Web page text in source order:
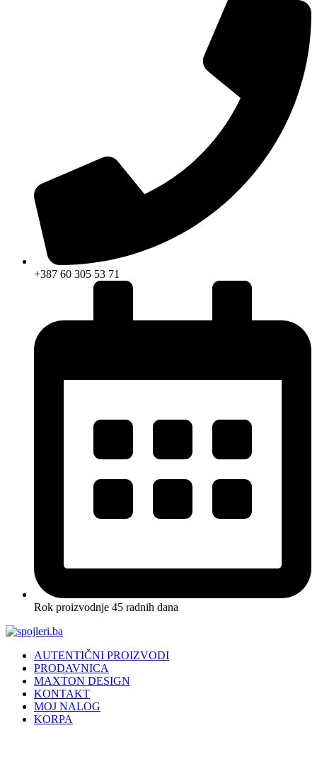
+387 60 305 53 71
Rok proizvodnje 45 radnih dana
AUTENTIČNI PROIZVODI
PRODAVNICA
MAXTON DESIGN
KONTAKT
MOJ NALOG
KORPA